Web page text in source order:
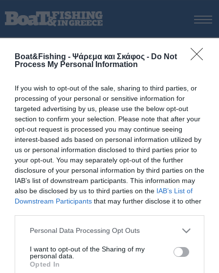
Boat&Fishing - Ψάρεμα και Σκάφος - Do Not
Process My Personal Information
If you wish to opt-out of the sale, sharing to third parties, or
processing of your personal or sensitive information for
targeted advertising by us, please use the below opt-out
section to confirm your selection. Please note that after your
opt-out request is processed you may continue seeing
interest-based ads based on personal information utilized by
us or personal information disclosed to third parties prior to
your opt-out. You may separately opt-out of the further
disclosure of your personal information by third parties on the
IAB’s list of downstream participants. This information may
also be disclosed by us to third parties on the IAB’s List of
Downstream Participants that may further disclose it to other
Personal Data Processing Opt Outs
I want to opt-out of the Sharing of my
personal data.
Opted In
ΝΕΑ
ΨΑΡΕΜΑ ΑΠΟ ΑΚΤΗ
ΨΑΡΕΜΑ ΑΠΟ ΣΚΑΦΟΣ
ΨΑΡΟΤΟΥΦΕΚΟ
ΣΚΑΦΟΣ
VIDEO
ΕΞΟΠΛΙΣΜΟΣ
ΘΕΣΣΑΛΟΝΙΚΗ BOAT & FISHING SHOW 2025
BOAT & FISHING SHOW 2025
Σύλληψη πλοιάρχου
Tag:Σύλληψη πλοιάρχου
Σύλληψη πλοιάρχου τουριστικού σκάφους
στην Καλαμάτα